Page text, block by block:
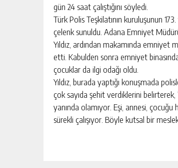
gün 24 saat çalıştığını söyledi.
Türk Polis Teşkilatının kuruluşunun
çelenk sunuldu. Adana Emniyet
Yıldız, ardından makamında emniyet
etti. Kabulden sonra emniyet
çocuklar da ilgi odağı oldu.
Yıldız, burada yaptığı konuşmada
çok sayıda şehit verdiklerini
yanında olamıyor. Eşi, annesi,
sürekli çalışıyor. Böyle kutsal bir